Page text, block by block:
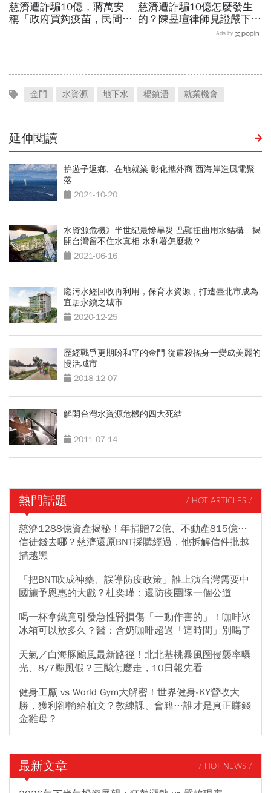
慈濟遭詐騙10億，蔣萬安
稱「政府買夠疫苗，民間就
慈濟遭詐騙10億怎麼發生
的？陳昱瑄律師見證嚴下跪
博信任！豪宅藏158公斤黃
Ads by
金門 水資源 地下水 楊鎮浯 就業機會
延伸閱讀
拚遊子返鄉、在地就業 彰化攜外商 西海岸造風電聚
落
2021-10-20
水資源危機》半世紀最慘旱災 凸顯扭曲用水結構 揭
開台灣留不住水真相 水利署怎麼救？
2021-06-16
廢污水經回收再利用，保育水資源，打造臺北市成為
宜居永續之城市
2020-12-25
歷經戰爭更期盼和平的金門 從肅殺搖身一變成美麗的
慢活城市
2018-12-07
解開台灣水資源危機的四大死結
2011-07-14
熱門話題 / HOT ARTICLES /
慈濟1288億資產揭秘！年捐贈72億、不動產815億…
信徒錢去哪？慈濟還原BNT採購經過，他拆解信件批越
描越黑
「把BNT吹成神藥、誤導防疫政策」誰上演台灣需要中
國施予恩惠的大戲？杜奕瑾：還防疫團隊一個公道
喝一杯拿鐵竟引發急性腎損傷「一動作害的」！咖啡冰
冰箱可以放多久？醫：含奶咖啡超過「這時間」別喝了
天氣／白海豚颱風最新路徑！北北基桃暴風圈侵襲率曝
光、8/7颱風假？三颱怎麼走，10日報先看
健身工廠 vs World Gym大解密！世界健身-KY營收大
勝，獲利卻輸給柏文？教練課、會籍…誰才是真正賺錢
金雞母？
最新文章 / HOT NEWS /